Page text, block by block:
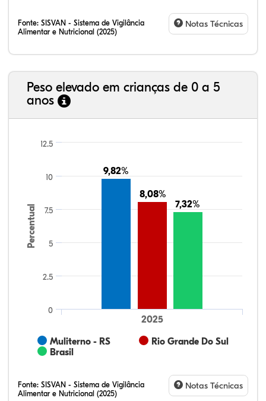
Fonte: SISVAN - Sistema de Vigilância
Alimentar e Nutricional (2025)
Notas Técnicas
Peso elevado em crianças de 0 a 5
anos
Percentual
9,82%
9,82%
8,08%
8,08%
7,32%
7,32%
Muliterno - RS
Rio Grande Do Sul
Brasil
2025
0
2.5
5
7.5
10
12.5
Fonte: SISVAN - Sistema de Vigilância
Alimentar e Nutricional (2025)
Notas Técnicas